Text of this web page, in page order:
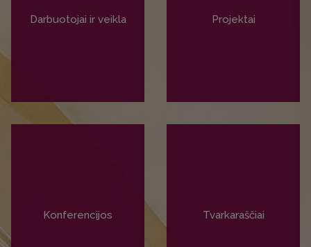
Darbuotojai ir veikla Projektai
Konferencijos Tvarkaraščiai